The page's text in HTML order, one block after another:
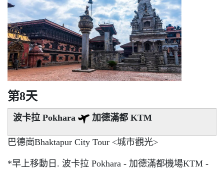
第8天
波卡拉 Pokhara 加德滿都 KTM
巴德崗Bhaktapur City Tour <城市觀光>
*早上移動日. 波卡拉 Pokhara - 加德滿都機場KTM -